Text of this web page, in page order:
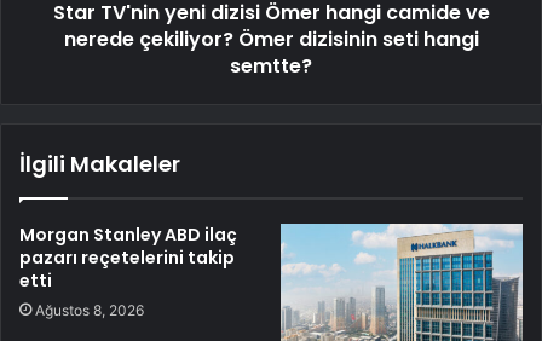
Star TV'nin yeni dizisi Ömer hangi camide ve
nerede çekiliyor? Ömer dizisinin seti hangi
semtte?
İlgili Makaleler
Morgan Stanley ABD ilaç
pazarı reçetelerini takip
etti
Ağustos 8, 2026